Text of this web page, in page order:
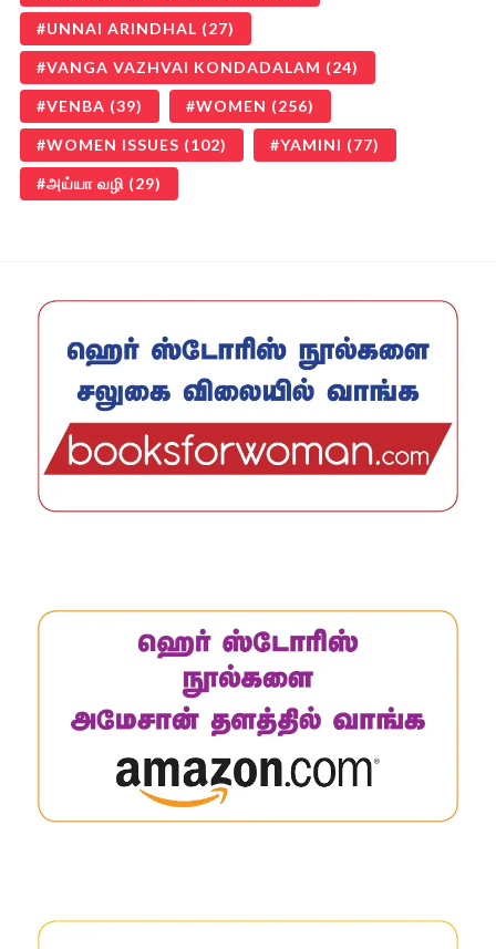
UNNAI ARINDHAL (27)
VANGA VAZHVAI KONDADALAM (24)
VENBA (39) WOMEN (256)
WOMEN ISSUES (102) YAMINI (77)
அய்யா வழி (29)